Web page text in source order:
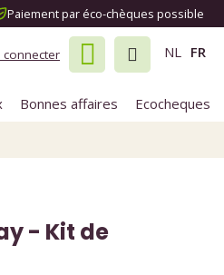
Paiement par éco-chèques possible
NL FR
connecter
Bonnes affaires
Ecocheques
- Kit de